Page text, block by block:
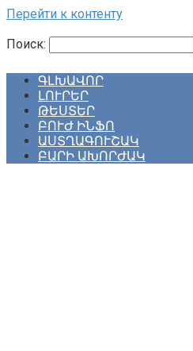
Перейти к контенту
Поиск:
ԳԼԽԱՎՈՐ
ԼՈՒՐԵՐ
ԹԵՍՏԵՐ
ԲՈՒԺ ԻՆՖՈ
ԱՍՏՂԱԳՈՒՇԱԿ
ԲԱՐԻ ԱԽՈՐԺԱԿ